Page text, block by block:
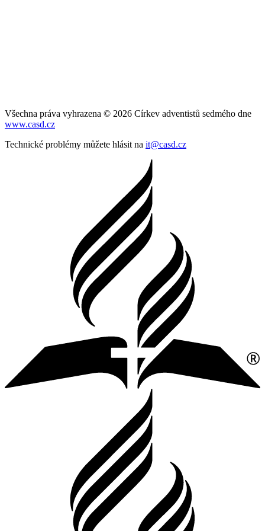
Všechna práva vyhrazena © 2026 Církev adventistů sedmého dne
www.casd.cz
Technické problémy můžete hlásit na it@casd.cz